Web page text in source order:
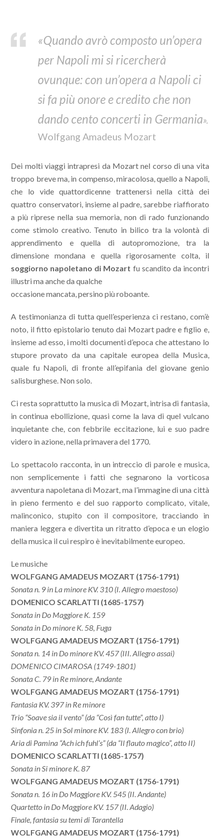
«Quando avrò composto un’opera
per Napoli mi si ricercherà
ovunque: con un’opera a Napoli ci
si fa più onore e credito che non
dando cento concerti in Germania».
Wolfgang Amadeus Mozart
Dei molti viaggi intrapresi da Mozart nel corso di una vita
troppo breve ma, in compenso, miracolosa, quello a Napoli,
che lo vide quattordicenne trattenersi nella città dei
quattro conservatori, insieme al padre, sarebbe riaffiorato
a più riprese nella sua memoria, non di rado funzionando
come stimolo creativo. Tenuto in bilico tra la volontà di
apprendimento e quella di autopromozione, tra la
dimensione mondana e quella rigorosamente colta, il
soggiorno napoletano di Mozart fu scandito da incontri
illustri ma anche da qualche
occasione mancata, persino più roboante.
A testimonianza di tutta quell’esperienza ci restano, com’è
noto, il fitto epistolario tenuto dai Mozart padre e figlio e,
insieme ad esso, i molti documenti d’epoca che attestano lo
stupore provato da una capitale europea della Musica,
quale fu Napoli, di fronte all’epifania del giovane genio
salisburghese. Non solo.
Ci resta soprattutto la musica di Mozart, intrisa di fantasia,
in continua ebollizione, quasi come la lava di quel vulcano
inquietante che, con febbrile eccitazione, lui e suo padre
videro in azione, nella primavera del 1770.
Lo spettacolo racconta, in un intreccio di parole e musica,
non semplicemente i fatti che segnarono la vorticosa
avventura napoletana di Mozart, ma l’immagine di una città
in pieno fermento e del suo rapporto complicato, vitale,
malinconico, stupito con il compositore, tracciando in
maniera leggera e divertita un ritratto d’epoca e un elogio
della musica il cui respiro è inevitabilmente europeo.
Le musiche
WOLFGANG AMADEUS MOZART (1756-1791)
Sonata n. 9 in La minore KV. 310 (I. Allegro maestoso)
DOMENICO SCARLATTI (1685-1757)
Sonata in Do Maggiore K. 159
Sonata in Do minore K. 58, Fuga
WOLFGANG AMADEUS MOZART (1756-1791)
Sonata n. 14 in Do minore KV. 457 (III. Allegro assai)
DOMENICO CIMAROSA (1749-1801)
Sonata C. 79 in Re minore, Andante
WOLFGANG AMADEUS MOZART (1756-1791)
Fantasia KV. 397 in Re minore
Trio “Soave sia il vento” (da “Così fan tutte”, atto I)
Sinfonia n. 25 in Sol minore KV. 183 (I. Allegro con brio)
Aria di Pamina “Ach ich fuhl’s” (da “Il flauto magico”, atto II)
DOMENICO SCARLATTI (1685-1757)
Sonata in Si minore K. 87
WOLFGANG AMADEUS MOZART (1756-1791)
Sonata n. 16 in Do Maggiore KV. 545 (II. Andante)
Quartetto in Do Maggiore KV. 157 (II. Adagio)
Finale, fantasia su temi di Tarantella
WOLFGANG AMADEUS MOZART (1756-1791)